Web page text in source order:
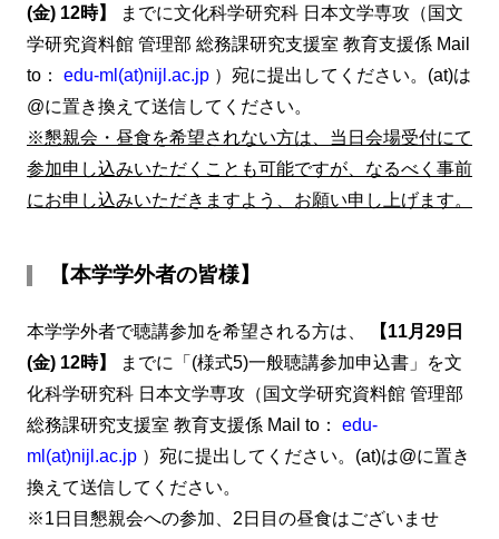
(金) 12時】
までに文化科学研究科 日本文学専攻（国文
学研究資料館 管理部 総務課研究支援室 教育支援係 Mail
to： edu-ml(at)nijl.ac.jp ）宛に提出してください。(at)は
@に置き換えて送信してください。
※懇親会・昼食を希望されない方は、当日会場受付にて
参加申し込みいただくことも可能ですが、なるべく事前
にお申し込みいただきますよう、お願い申し上げます。
【本学学外者の皆様】
本学学外者で聴講参加を希望される方は、
【11月29日
(金) 12時】
までに「(様式5)一般聴講参加申込書」を文
化科学研究科 日本文学専攻（国文学研究資料館 管理部
総務課研究支援室 教育支援係 Mail to： edu-
ml(at)nijl.ac.jp ）宛に提出してください。(at)は@に置き
換えて送信してください。
※1日目懇親会への参加、2日目の昼食はございませ